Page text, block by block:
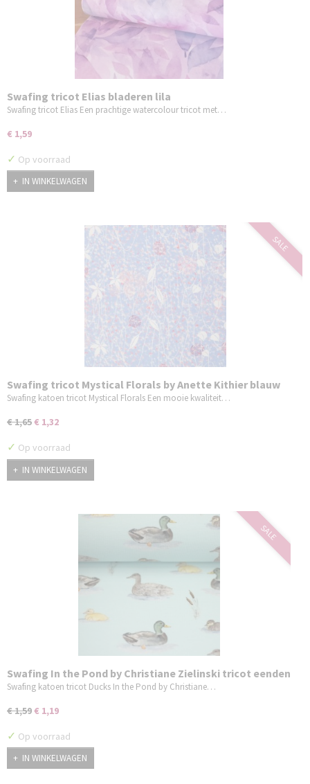
Swafing tricot Elias bladeren lila
Swafing tricot Elias Een prachtige watercolour tricot met…
€ 1,59
✓ Op voorraad
IN WINKELWAGEN
SALE
Swafing tricot Mystical Florals by Anette Kithier blauw
Swafing katoen tricot Mystical Florals Een mooie kwaliteit…
€ 1,65€ 1,32
✓ Op voorraad
IN WINKELWAGEN
SALE
Swafing In the Pond by Christiane Zielinski tricot eenden
Swafing katoen tricot Ducks In the Pond by Christiane…
€ 1,59€ 1,19
✓ Op voorraad
IN WINKELWAGEN